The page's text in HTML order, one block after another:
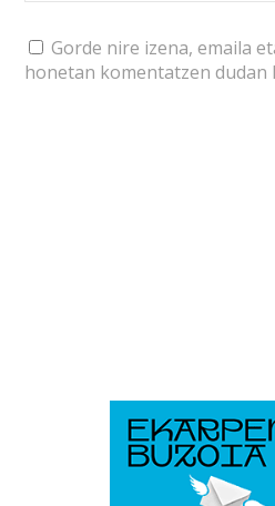
Gorde nire izena, emaila
honetan komentatzen